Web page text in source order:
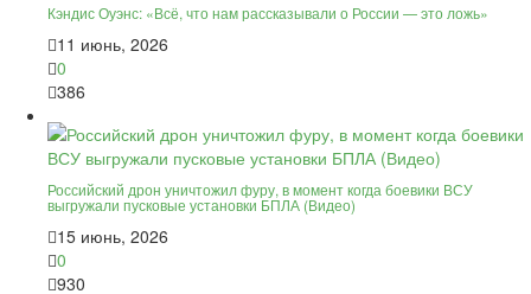
Кэндис Оуэнс: «Всё, что нам рассказывали о России — это ложь»
11 июнь, 2026
0
386
Российский дрон уничтожил фуру, в момент когда боевики ВСУ
выгружали пусковые установки БПЛА (Видео)
15 июнь, 2026
0
930